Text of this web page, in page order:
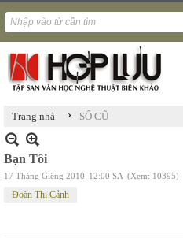
Trang nhà › SỐ CŨ
Bạn Tôi
17 Tháng Giêng 2010 12:00 SA (Xem: 10395)
Đoàn Thị Cảnh